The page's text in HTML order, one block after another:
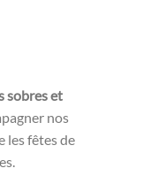
sobres et
nos
les fêtes de